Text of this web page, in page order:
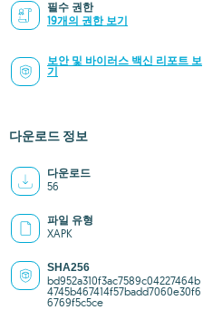
필수 권한
19개의 권한 보기
보안 및 바이러스 백신 리포트 보
기
다운로드 정보
다운로드
56
파일 유형
XAPK
SHA256
bd952a310f3ac7589c04227464b
4745b467414f57badd7060e30f6
6769f5c5ce